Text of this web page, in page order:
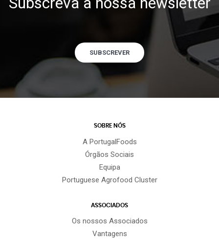
SUBSCREVER
SOBRE NÓS
A PortugalFoods
Órgãos Sociais
Equipa
Portuguese Agrofood Cluster
ASSOCIADOS
Os nossos Associados
Vantagens